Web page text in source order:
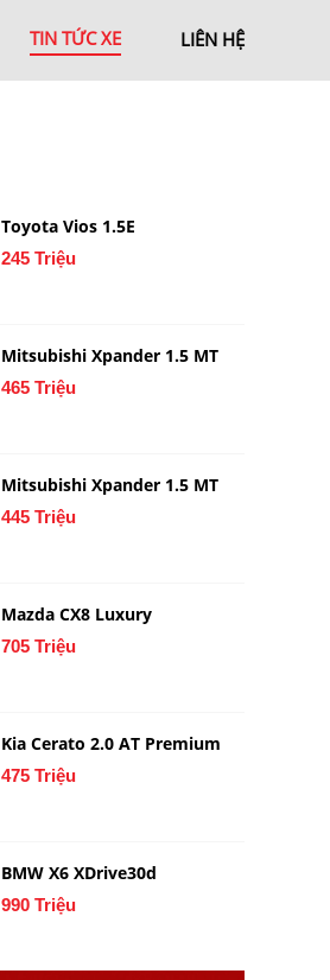
TIN TỨC XE LIÊN HỆ
Toyota Vios 1.5E
245 Triệu
Mitsubishi Xpander 1.5 MT
465 Triệu
Mitsubishi Xpander 1.5 MT
445 Triệu
Mazda CX8 Luxury
705 Triệu
Kia Cerato 2.0 AT Premium
475 Triệu
BMW X6 XDrive30d
990 Triệu